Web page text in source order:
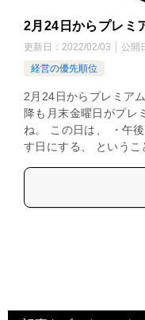
2月24日からプレミ
更新日： 2022/02/03 公開
経営の優先順位
2月24日からプレミア
降も月末金曜日がプレ
ね。 この日は、 ・午
す日にする、 という